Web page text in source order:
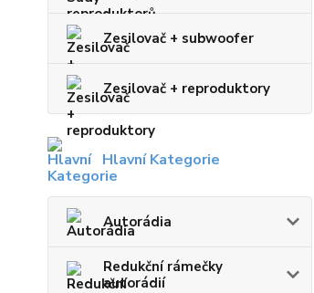
Zesilovač + subwoofer
Zesilovač + reproduktory
Hlavní Kategorie
Autorádia
Redukční rámečky
autorádií